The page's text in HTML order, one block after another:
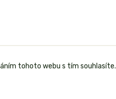
tohoto webu s tím souhlasíte.